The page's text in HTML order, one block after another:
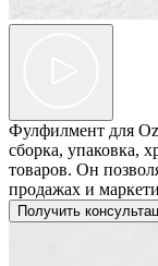
Фулфилмент для
сборка, упаковка,
товаров. Он
продажах и
Получить